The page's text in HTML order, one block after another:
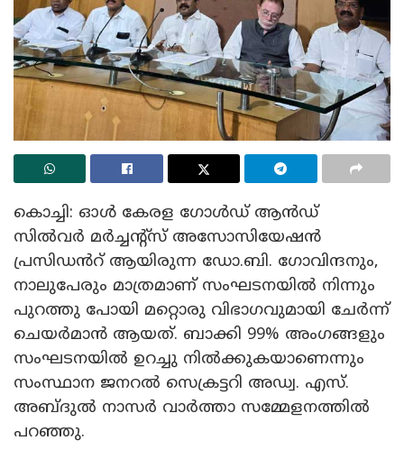
കൊച്ചി: ഓൾ കേരള ഗോൾഡ് ആൻഡ്
സിൽവർ മർച്ചന്റ്സ് അസോസിയേഷൻ
പ്രസിഡൻറ് ആയിരുന്ന ഡോ.ബി. ഗോവിന്ദനും,
നാലുപേരും മാത്രമാണ് സംഘടനയിൽ നിന്നും
പുറത്തു പോയി മറ്റൊരു വിഭാഗവുമായി ചേർന്ന്
ചെയർമാൻ ആയത്. ബാക്കി 99% അംഗങ്ങളും
സംഘടനയിൽ ഉറച്ചു നിൽക്കുകയാണെന്നും
സംസ്ഥാന ജനറൽ സെക്രട്ടറി അഡ്വ. എസ്.
അബ്ദുൽ നാസർ വാർത്താ സമ്മേളനത്തിൽ
പറഞ്ഞു.